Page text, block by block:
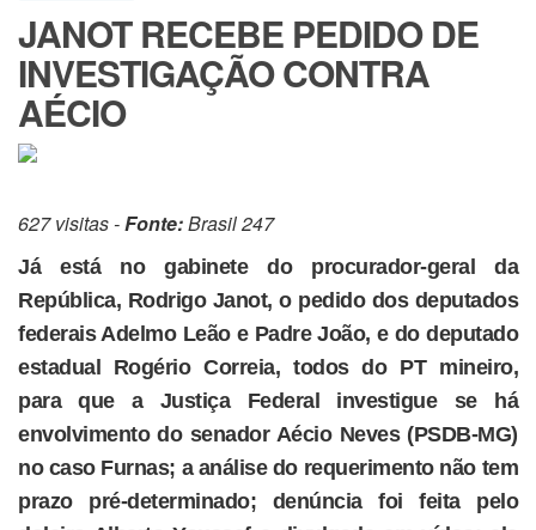
JANOT RECEBE PEDIDO DE
INVESTIGAÇÃO CONTRA
AÉCIO
627 visitas -Fonte:Brasil 247
Já está no gabinete do procurador-geral da
República, Rodrigo Janot, o pedido dos deputados
federais Adelmo Leão e Padre João, e do deputado
estadual Rogério Correia, todos do PT mineiro,
para que a Justiça Federal investigue se há
envolvimento do senador Aécio Neves (PSDB-MG)
no caso Furnas; a análise do requerimento não tem
prazo pré-determinado; denúncia foi feita pelo